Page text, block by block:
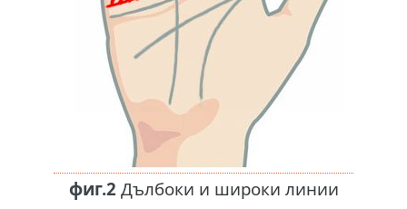
фиг.2 Дълбоки и широки линии